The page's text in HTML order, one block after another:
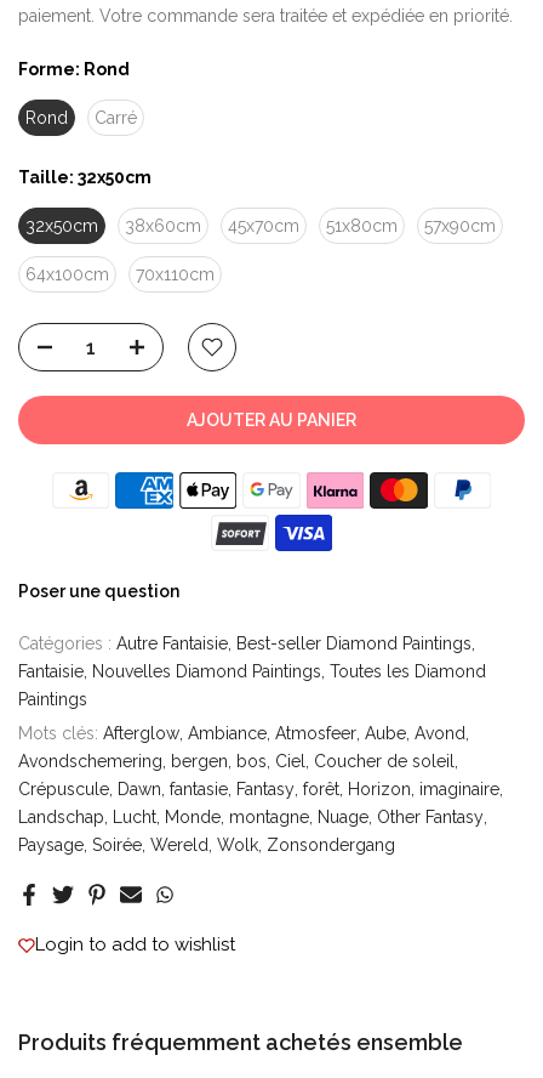
paiement. Votre commande sera traitée et expédiée en priorité.
Forme: Rond
Rond Carré
Taille: 32x50cm
32x50cm 38x60cm 45x70cm 51x80cm 57x90cm
64x100cm 70x110cm
AJOUTER AU PANIER
Poser une question
Catégories : Autre Fantaisie Best-seller Diamond Paintings
Fantaisie Nouvelles Diamond Paintings Toutes les Diamond
Paintings
Mots clés: Afterglow Ambiance Atmosfeer Aube Avond
Avondschemering
bergen bos Ciel Coucher de soleil
Crépuscule Dawn fantasie Fantasy forêt Horizon imaginaire
Landschap
Lucht Monde montagne Nuage Other Fantasy
Paysage Soirée Wereld Wolk Zonsondergang
Login to add to wishlist
Produits fréquemment achetés ensemble